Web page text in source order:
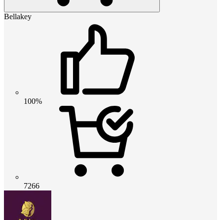
Bellakey
100%
7266